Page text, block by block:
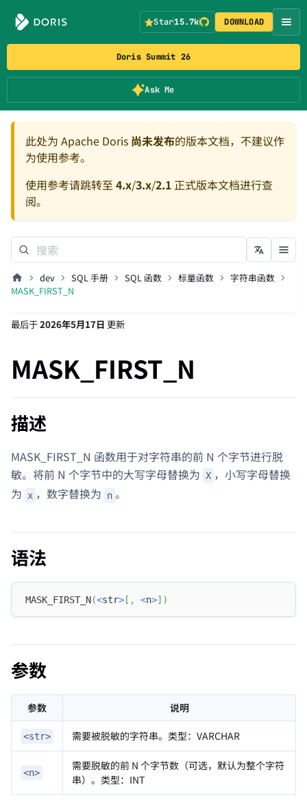
Doris Summit 26
Ask Me
Star15.7k DOWNLOAD
此处为 Apache Doris 尚未发布的版本文档，不建议作
为使用参考。
使用参考请跳转至 4.x/3.x/2.1正式版本文档进行查
阅。
dev SQL 手册 SQL 函数 标量函数
字符串函数
MASK_FIRST_N
最后于2026年5月17日 更新
MASK_FIRST_N
描述
MASK_FIRST_N 函数用于对字符串的前 N 个字节进行脱
敏。将前 N 个字节中的大写字母替换为 X ，小写字母替换
为
x ，数字替换为 n 。
语法
MASK_FIRST_N(<str>[ , <n>] )
参数
参数 说明
<str> 需要被脱敏的字符串。类型：VARCHAR
<n>
需要脱敏的前 N 个字节数（可选，默认为整个字符
串）。类型：INT